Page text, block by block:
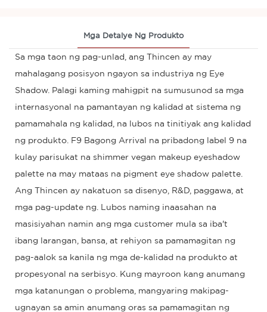
Mga Detalye Ng Produkto
Sa mga taon ng pag-unlad, ang Thincen ay may
mahalagang posisyon ngayon sa industriya ng Eye
Shadow. Palagi kaming mahigpit na sumusunod sa mga
internasyonal na pamantayan ng kalidad at sistema ng
pamamahala ng kalidad, na lubos na tinitiyak ang kalidad
ng produkto. F9 Bagong Arrival na pribadong label 9 na
kulay parisukat na shimmer vegan makeup eyeshadow
palette na may mataas na pigment eye shadow palette.
Ang Thincen ay nakatuon sa disenyo, R&D, paggawa, at
mga pag-update ng. Lubos naming inaasahan na
masisiyahan namin ang mga customer mula sa iba't
ibang larangan, bansa, at rehiyon sa pamamagitan ng
pag-aalok sa kanila ng mga de-kalidad na produkto at
propesyonal na serbisyo. Kung mayroon kang anumang
mga katanungan o problema, mangyaring makipag-
ugnayan sa amin anumang oras sa pamamagitan ng